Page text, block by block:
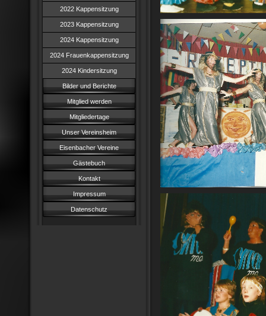
2022 Kappensitzung
2023 Kappensitzung
2024 Kappensitzung
2024 Frauenkappensitzung
2024 Kindersitzung
Bilder und Berichte
Mitglied werden
Mitgliedertage
Unser Vereinsheim
Eisenbacher Vereine
Gästebuch
Kontakt
Impressum
Datenschutz